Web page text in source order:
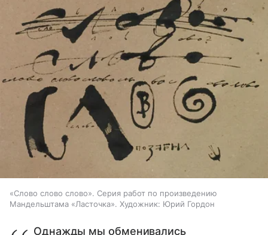
«Слово слово слово». Серия работ по произведению
Мандельштама «Ласточка». Художник: Юрий Гордон
Однажды мы обменивались